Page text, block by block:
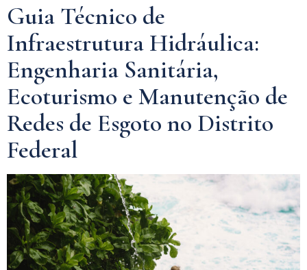
Guia Técnico de
Infraestrutura Hidráulica:
Engenharia Sanitária,
Ecoturismo e Manutenção de
Redes de Esgoto no Distrito
Federal